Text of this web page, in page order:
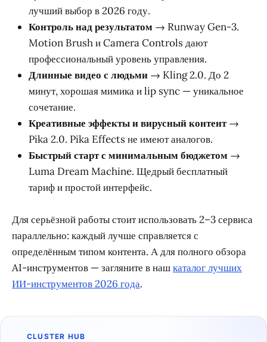
лучший выбор в 2026 году.
Контроль над результатом → Runway Gen-3.
Motion Brush и Camera Controls дают
профессиональный уровень управления.
Длинные видео с людьми → Kling 2.0. До 2
минут, хорошая мимика и lip sync — уникальное
сочетание.
Креативные эффекты и вирусный контент→
Pika 2.0. Pika Effects не имеют аналогов.
Быстрый старт с минимальным бюджетом →
Luma Dream Machine. Щедрый бесплатный
тариф и простой интерфейс.
Для серьёзной работы стоит использовать 2–3 сервиса
параллельно: каждый лучше справляется с
определённым типом контента. А для полного обзора
AI-инструментов — загляните в нашкаталог лучших
ИИ-инструментов 2026 года.
CLUSTER HUB